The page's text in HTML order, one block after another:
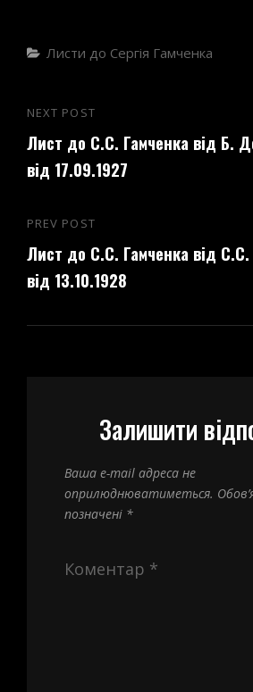
Categories
Листи до Сергія Гамченка
Навігація
записів
Previous
Post
PREV POST
Лист до С.С. Гамченка від
від 13.10.1928
Next
Post
NEXT POST
Лист до С.С. Гамченка від Б.
від 17.09.1927
Залишити
Ваша e-mail адреса не
оприлюднюватиметься.
позначені *
Коментар *